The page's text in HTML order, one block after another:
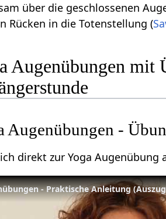
über die geschlossenen
Rücken in die Totenstellung (
Augenübungen mit
Augenübungen -
direkt zur Yoga